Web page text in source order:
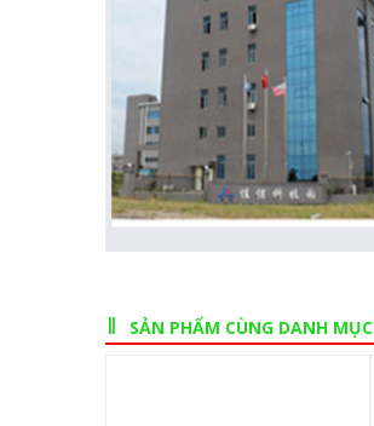
SẢN PHẨM CÙNG DANH MỤC